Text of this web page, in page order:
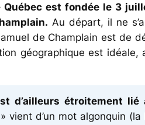
est fondée le 3
Au départ, il ne
de Champlain est de
géographique est idéale,
d’ailleurs étroitement lié
vient d’un mot algonquin (la